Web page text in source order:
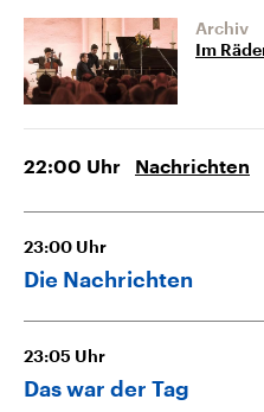
Archiv
Im
22:00 Uhr Nachrichten
23:00 Uhr
Die Nachrichten
23:05 Uhr
Das war der Tag